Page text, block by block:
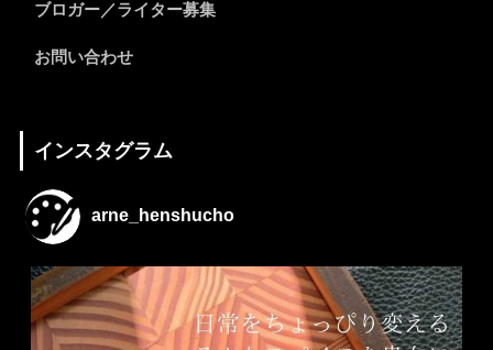
ブロガー／ライター募集
お問い合わせ
インスタグラム
arne_henshucho